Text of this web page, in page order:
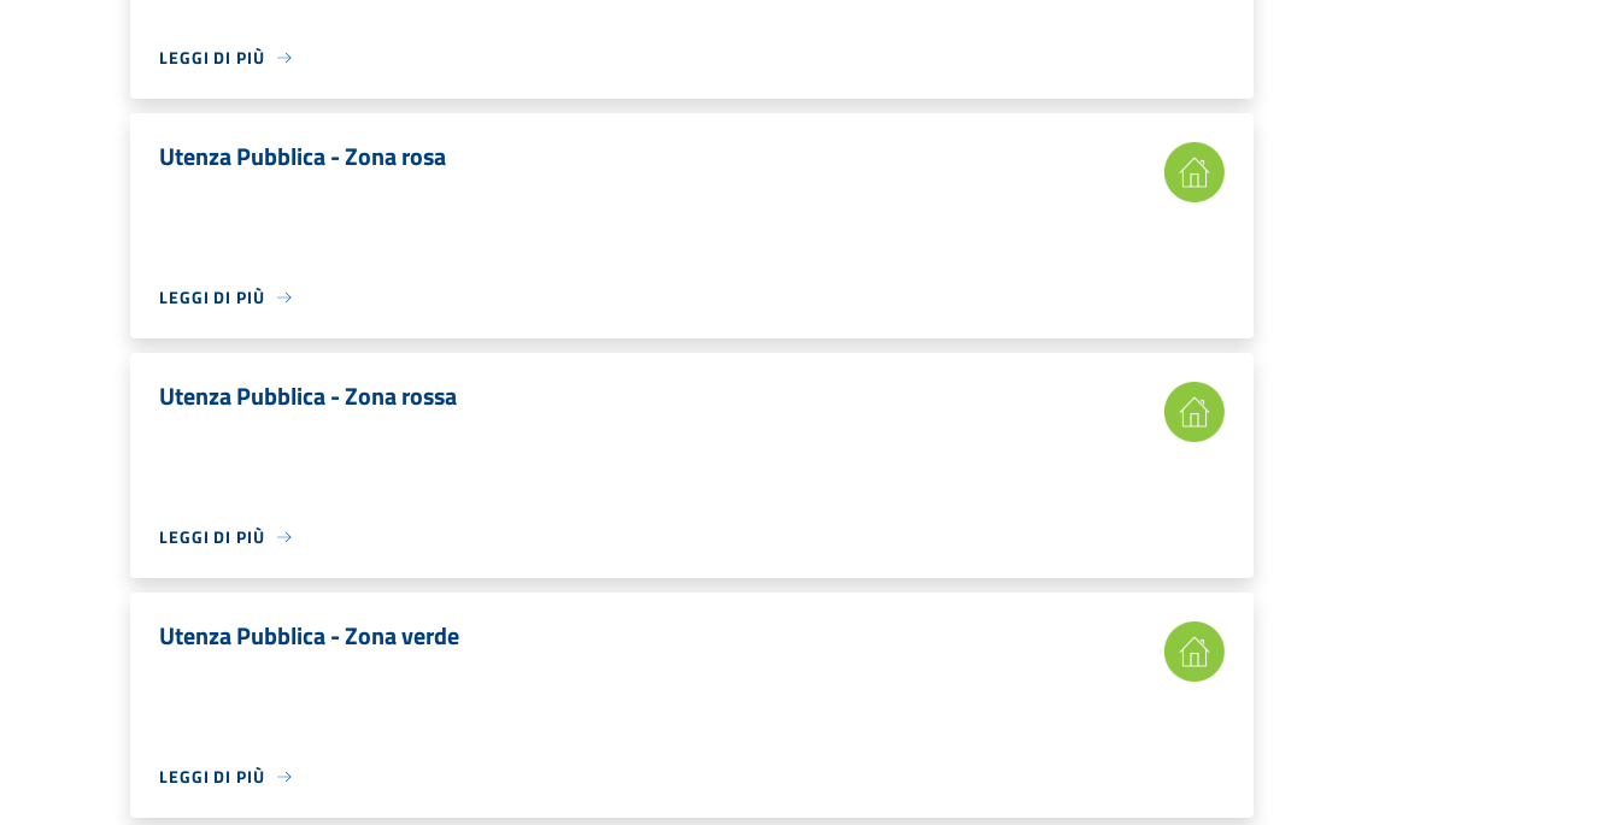
LEGGI DI PIÙ
Utenza Pubblica - Zona rosa
LEGGI DI PIÙ
Utenza Pubblica - Zona rossa
LEGGI DI PIÙ
Utenza Pubblica - Zona verde
LEGGI DI PIÙ